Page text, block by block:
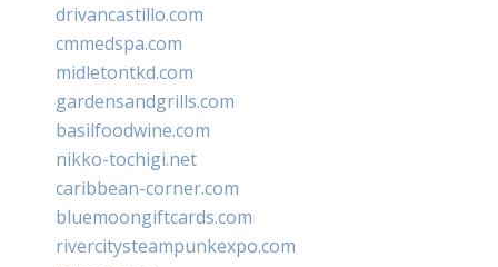
drivancastillo.com
cmmedspa.com
midletontkd.com
gardensandgrills.com
basilfoodwine.com
nikko-tochigi.net
caribbean-corner.com
bluemoongiftcards.com
rivercitysteampunkexpo.com